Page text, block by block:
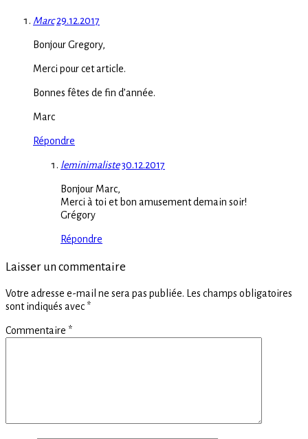
Marc 29.12.2017
Bonjour Gregory,
Merci pour cet article.
Bonnes fêtes de fin d’année.
Marc
Répondre
leminimaliste30.12.2017
Bonjour Marc,
Merci à toi et bon amusement demain soir!
Grégory
Répondre
Laisser un commentaire
Votre adresse e-mail ne sera pas publiée. Les champs obligatoires
sont indiqués avec *
Commentaire *